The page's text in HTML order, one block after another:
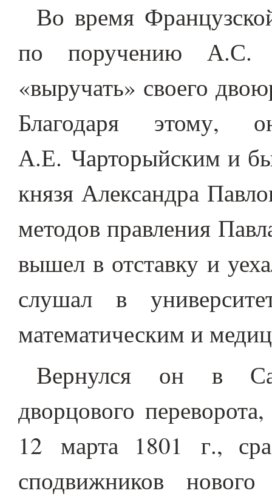
Во время
по поручению А.С.
«выручать» своего
Благодаря этому,
А.Е. Чарторыйским и
князя Александра
методов правления
вышел в отставку и
слушал в
математическим и
Вернулся он в
дворцового
12 марта 1801 г.,
сподвижников